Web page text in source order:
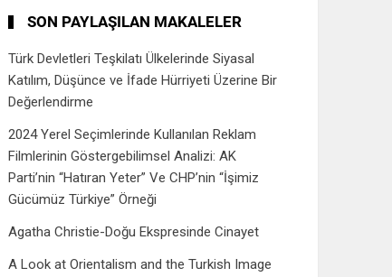
SON PAYLAŞILAN MAKALELER
Türk Devletleri Teşkilatı Ülkelerinde Siyasal
Katılım, Düşünce ve İfade Hürriyeti Üzerine Bir
Değerlendirme
2024 Yerel Seçimlerinde Kullanılan Reklam
Filmlerinin Göstergebilimsel Analizi: AK
Parti’nin “Hatıran Yeter” Ve CHP’nin “İşimiz
Gücümüz Türkiye” Örneği
Agatha Christie-Doğu Ekspresinde Cinayet
A Look at Orientalism and the Turkish Image